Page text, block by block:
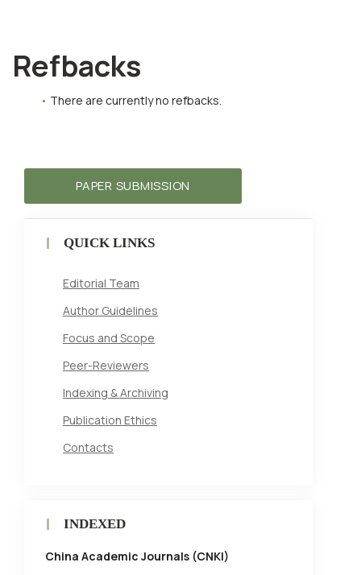
Refbacks
There are currently no refbacks.
PAPER SUBMISSION
QUICK LINKS
Editorial Team
Author Guidelines
Focus and Scope
Peer-Reviewers
Indexing & Archiving
Publication Ethics
Contacts
INDEXED
China Academic Journals (CNKI)